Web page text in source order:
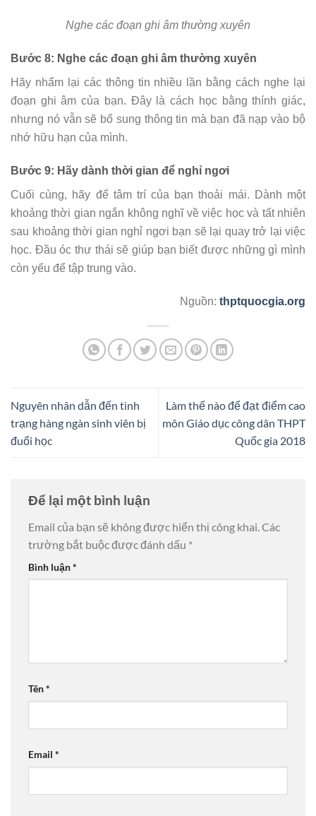
Nghe các đoạn ghi âm thường xuyên
Bước 8: Nghe các đoạn ghi âm thường xuyên
Hãy nhẩm lại các thông tin nhiều lần bằng cách nghe lại
đoạn ghi âm của bạn. Đây là cách học bằng thính giác,
nhưng nó vẫn sẽ bổ sung thông tin mà bạn đã nạp vào bộ
nhớ hữu hạn của mình.
Bước 9: Hãy dành thời gian để nghỉ ngơi
Cuối cùng, hãy để tâm trí của bạn thoải mái. Dành một
khoảng thời gian ngắn không nghĩ về việc học và tất nhiên
sau khoảng thời gian nghỉ ngơi bạn sẽ lại quay trở lại việc
học. Đầu óc thư thái sẽ giúp bạn biết được những gì mình
còn yếu để tập trung vào.
Nguồn: thptquocgia.org
Nguyên nhân dẫn đến tình
trạng hàng ngàn sinh viên bị
đuổi học
Làm thế nào để đạt điểm cao
môn Giáo dục công dân THPT
Quốc gia 2018
Để lại một bình luận
Email của bạn sẽ không được hiển thị công khai. Các
trường bắt buộc được đánh dấu *
Bình luận*
Tên*
Email *